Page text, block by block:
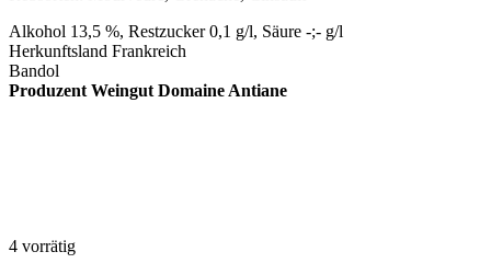
Alkohol 13,5 %, Restzucker 0,1 g/l, Säure -;- g/l
Herkunftsland Frankreich
Bandol
Produzent Weingut Domaine Antiane
4 vorrätig